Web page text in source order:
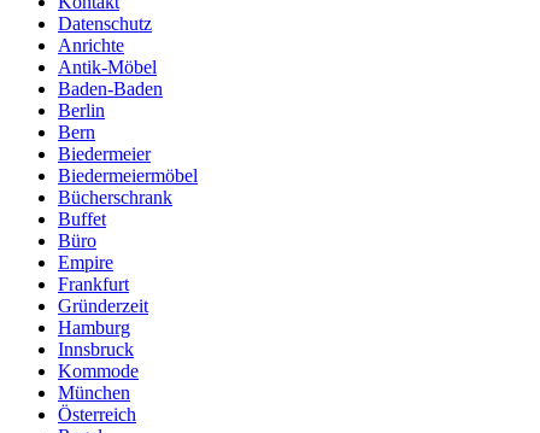
Datenschutz
Anrichte
Antik-Möbel
Baden-Baden
Berlin
Bern
Biedermeier
Biedermeiermöbel
Bücherschrank
Buffet
Büro
Empire
Frankfurt
Gründerzeit
Hamburg
Innsbruck
Kommode
München
Österreich